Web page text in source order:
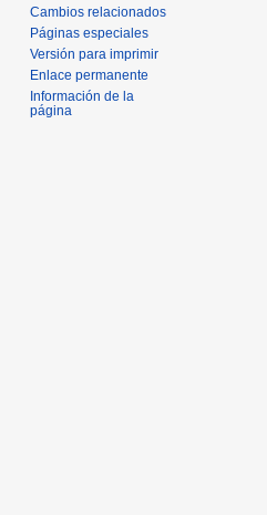
Cambios relacionados
Páginas especiales
Versión para imprimir
Enlace permanente
Información de la
página